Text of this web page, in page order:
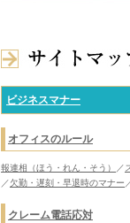
ビジネスマナー
オフィスのルール
報連相（ほう・れん・そう） ／
／欠勤・遅刻・早退時のマナー
クレーム電話応対